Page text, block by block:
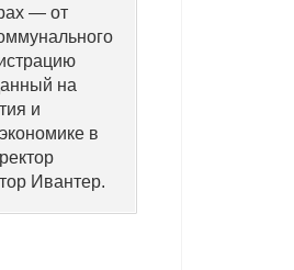
— от
на
и
в
Ивантер.